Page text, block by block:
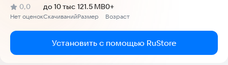
Рейтинг:
0,0
(
Нет оценок
)
Скачиваний
до 10 тыс
Размер
121.5 MB
Возраст
0+
Установить с помощью RuStore